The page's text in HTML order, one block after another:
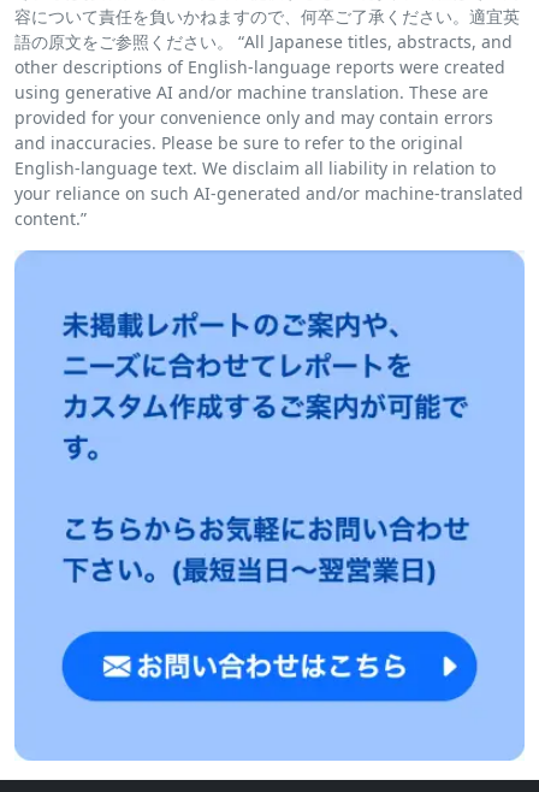
容について責任を負いかねますので、何卒ご了承ください。適宜英
語の原文をご参照ください。 “All Japanese titles, abstracts, and
other descriptions of English-language reports were created
using generative AI and/or machine translation. These are
provided for your convenience only and may contain errors
and inaccuracies. Please be sure to refer to the original
English-language text. We disclaim all liability in relation to
your reliance on such AI-generated and/or machine-translated
content.”